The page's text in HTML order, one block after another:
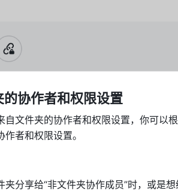
协作者和权限设置
文件夹的协作者和权限设置，你可以
者和权限设置。
分享给“非文件夹协作成员”时，或是